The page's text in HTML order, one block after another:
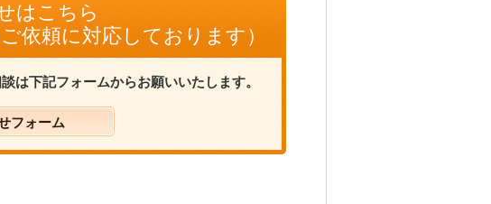
はこちら
依頼に対応しております）
は下記フォームからお願いいたします。
フォーム